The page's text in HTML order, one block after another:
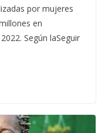
por mujeres
en
Según laSeguir